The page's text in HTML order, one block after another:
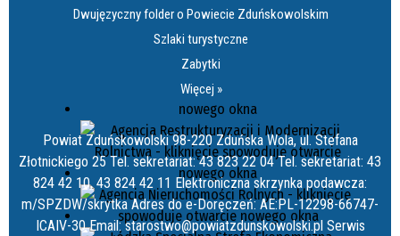
Dwujęzyczny folder o Powiecie Zduńskowolskim
Szlaki turystyczne
Zabytki
Więcej »
Powiat Zduńskowolski 98-220 Zduńska Wola, ul. Stefana
Złotnickiego 25 Tel. sekretariat: 43 823 22 04 Tel. sekretariat: 43
824 42 10, 43 824 42 11 Elektroniczna skrzynka podawcza:
m/SPZDW/skrytka Adres do e-Doręczeń: AE:PL-12298-66747-
ICAIV-30 Email: starostwo@powiatzdunskowolski.pl Serwis